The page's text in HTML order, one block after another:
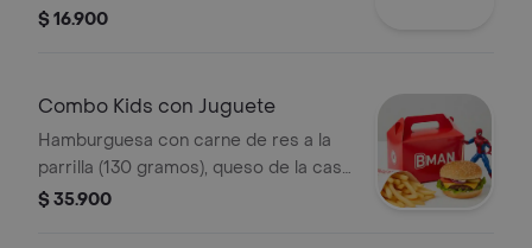
gratinado + salsas + jugo o gaseosa
$ 16.900
Combo Kids con Juguete
Hamburguesa con carne de res a la
parrilla (130 gramos), queso de la casa
y vegetales frescos, papitas a la
$ 35.900